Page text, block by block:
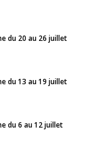
du 20 au 26 juillet
du 13 au 19 juillet
du 6 au 12 juillet